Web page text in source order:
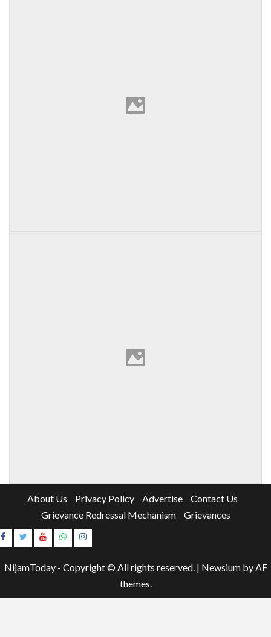
About Us Privacy Policy Advertise
Contact Us
Grievance Redressal Mechanism
Grievances
Instagram
NijamToday - Copyright © All rights reserved. | Newsiumby AF
themes.